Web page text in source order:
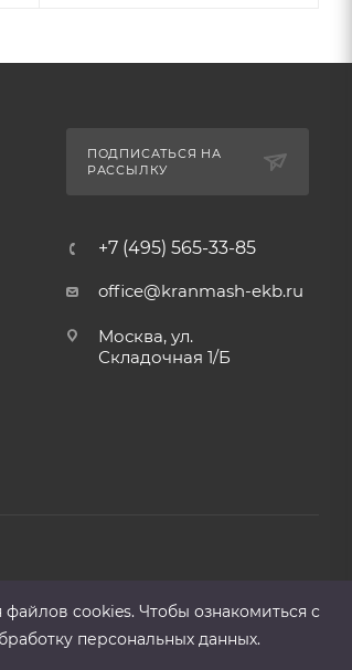
ПОДПИСАТЬСЯ НА
РАССЫЛКУ
+7 (495) 565-33-85
office@kranmash-ekb.ru
Москва, ул.
Складочная 1/Б
cооkies. Чтобы ознакомиться с
персональных данных.